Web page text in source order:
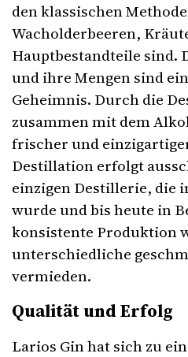
den klassischen
Wacholderbeeren,
Hauptbestandteile sind.
und ihre Mengen sind
Geheimnis. Durch die
zusammen mit dem
frischer und
Destillation erfolgt
einzigen Destillerie, die
wurde und bis heute in
konsistente Produktion
unterschiedliche
vermieden.
Qualität und Erfolg
Larios Gin hat sich zu